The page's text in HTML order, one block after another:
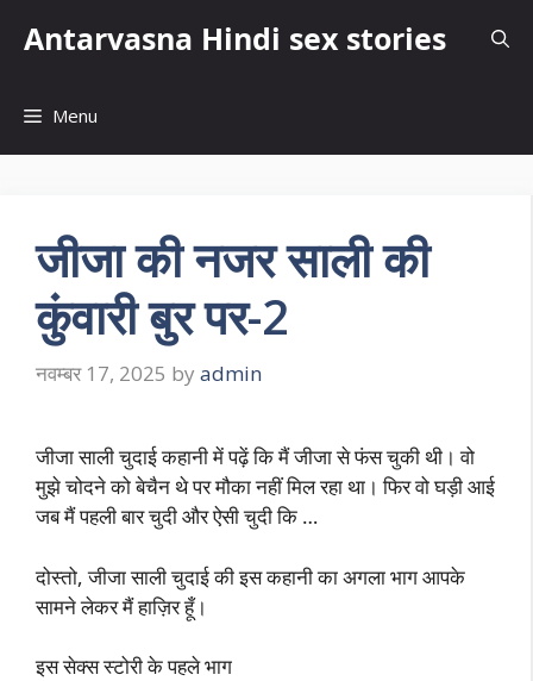
Antarvasna Hindi sex stories
Menu
जीजा की नजर साली की
कुंवारी बुर पर-2
नवम्बर 17, 2025 by admin
जीजा साली चुदाई कहानी में पढ़ें कि मैं जीजा से फंस चुकी थी। वो
मुझे चोदने को बेचैन थे पर मौका नहीं मिल रहा था। फिर वो घड़ी आई
जब मैं पहली बार चुदी और ऐसी चुदी कि …
दोस्तो, जीजा साली चुदाई की इस कहानी का अगला भाग आपके
सामने लेकर मैं हाज़िर हूँ।
इस सेक्स स्टोरी के पहले भाग